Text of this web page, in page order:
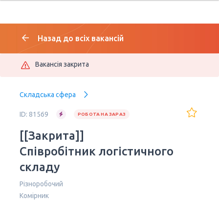
Назад до всіх вакансій
Вакансія закрита
Складська сфера
ID: 81569 РОБОТА НА ЗАРАЗ
[[Закрита]]
Співробітник логістичного
складу
Різноробочий
Комірник